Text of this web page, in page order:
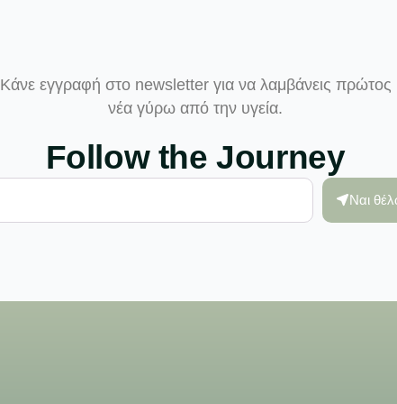
Κάνε εγγραφή στο newsletter για να λαμβάνεις πρώτος
νέα γύρω από την υγεία.
Follow the Journey
Ναι